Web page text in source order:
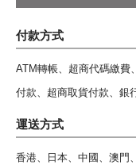
付款方式
ATM轉帳、超商代碼繳費
付款、超商取貨付款、銀
運送方式
香港、日本、中國、澳門